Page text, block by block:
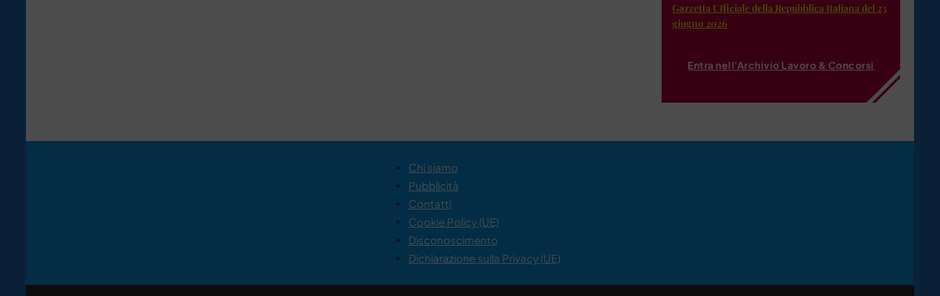
Gazzetta Ufficiale della Repubblica Italiana del 23
giugno 2026
Entra nell'Archivio Lavoro & Concorsi
Chi siamo
Pubblicità
Contatti
Cookie Policy (UE)
Disconoscimento
Dichiarazione sulla Privacy (UE)